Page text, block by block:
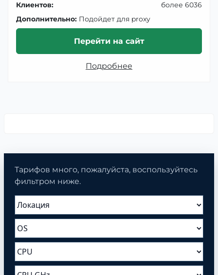
Клиентов:
более 6036
Дополнительно: Подойдет для proxy
Перейти на сайт
Подробнее
Тарифов много, пожалуйста, воспользуйтесь
фильтром ниже.